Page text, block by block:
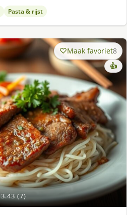
Pasta & rijst
3.43 (7)
Maak favoriet8
👍